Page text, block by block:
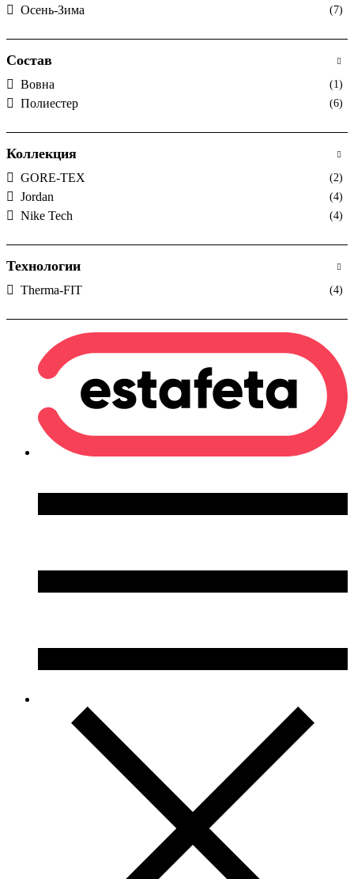
Осень-Зима (7)
Состав
Вовна (1)
Полиестер (6)
Коллекция
GORE-TEX (2)
Jordan (4)
Nike Tech (4)
Технологии
Therma-FIT (4)